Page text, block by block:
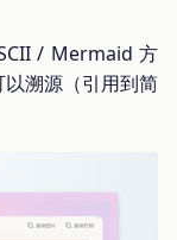
/ Mermaid 方
溯源（引用到简